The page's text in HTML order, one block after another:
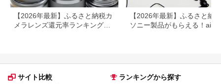
【2026年最新】ふるさと納税カ
メラレンズ還元率ランキング！
【2026年最新】ふるさと納
ソニー製品がもらえる！aibo
サイト比較 ランキングから探す